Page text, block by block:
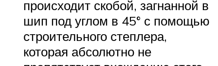
происходит скобой, загнанной в
шип под углом в 45° с помощью
строительного степлера,
которая абсолютно не